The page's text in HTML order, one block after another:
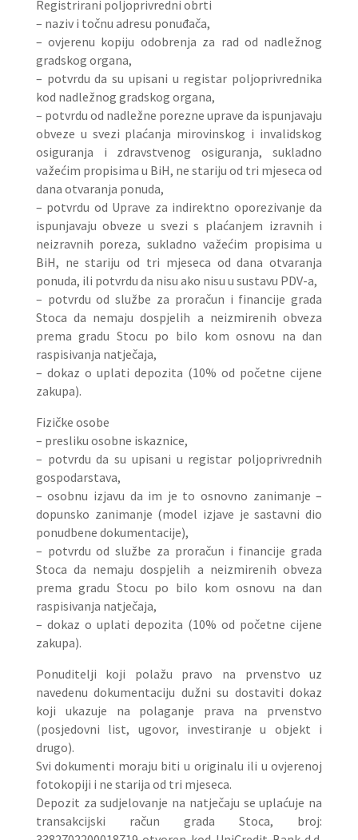
Registrirani poljoprivredni obrti
– naziv i točnu adresu ponuđača,
– ovjerenu kopiju odobrenja za rad od nadležnog
gradskog organa,
– potvrdu da su upisani u registar poljoprivrednika
kod nadležnog gradskog organa,
– potvrdu od nadležne porezne uprave da ispunjavaju
obveze u svezi plaćanja mirovinskog i invalidskog
osiguranja i zdravstvenog osiguranja, sukladno
važećim propisima u BiH, ne stariju od tri mjeseca od
dana otvaranja ponuda,
– potvrdu od Uprave za indirektno oporezivanje da
ispunjavaju obveze u svezi s plaćanjem izravnih i
neizravnih poreza, sukladno važećim propisima u
BiH, ne stariju od tri mjeseca od dana otvaranja
ponuda, ili potvrdu da nisu ako nisu u sustavu PDV-a,
– potvrdu od službe za proračun i financije grada
Stoca da nemaju dospjelih a neizmirenih obveza
prema gradu Stocu po bilo kom osnovu na dan
raspisivanja natječaja,
– dokaz o uplati depozita (10% od početne cijene
zakupa).
Fizičke osobe
– presliku osobne iskaznice,
– potvrdu da su upisani u registar poljoprivrednih
gospodarstava,
– osobnu izjavu da im je to osnovno zanimanje –
dopunsko zanimanje (model izjave je sastavni dio
ponudbene dokumentacije),
– potvrdu od službe za proračun i financije grada
Stoca da nemaju dospjelih a neizmirenih obveza
prema gradu Stocu po bilo kom osnovu na dan
raspisivanja natječaja,
– dokaz o uplati depozita (10% od početne cijene
zakupa).
Ponuditelji koji polažu pravo na prvenstvo uz
navedenu dokumentaciju dužni su dostaviti dokaz
koji ukazuje na polaganje prava na prvenstvo
(posjedovni list, ugovor, investiranje u objekt i
drugo).
Svi dokumenti moraju biti u originalu ili u ovjerenoj
fotokopiji i ne starija od tri mjeseca.
Depozit za sudjelovanje na natječaju se uplaćuje na
transakcijski račun grada Stoca, broj: